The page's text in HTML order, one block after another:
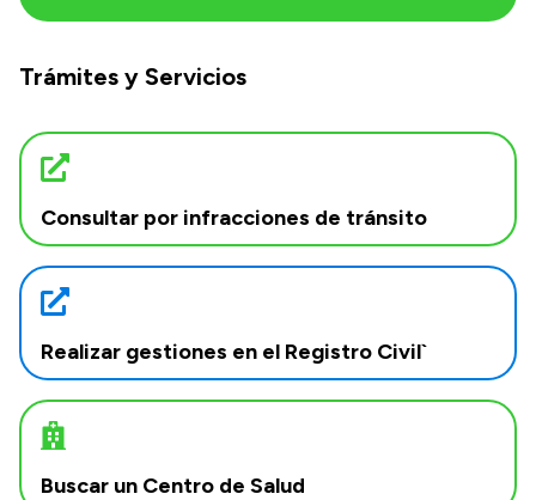
Trámites y Servicios
Consultar por infracciones de tránsito
Realizar gestiones en el Registro Civil`
Buscar un Centro de Salud